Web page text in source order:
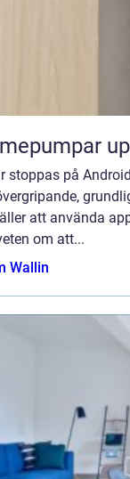
stoppas på
att använda
om att...
Wallin